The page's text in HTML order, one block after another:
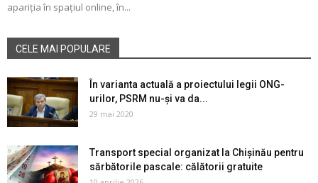
apariția în spațiul online, în...
CELE MAI POPULARE
În varianta actuală a proiectului legii ONG-
urilor, PSRM nu-și va da...
29 mai 2020
Transport special organizat la Chișinău pentru
sărbătorile pascale: călătorii gratuite